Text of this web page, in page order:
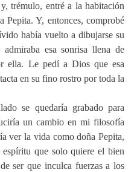
trémulo, entré a la habitación
Pepita. Y, entonces, comprobé
había vuelto a dibujarse su
esa sonrisa llena de
ella. Le pedí a Dios que esa
en su fino rostro por toda la
se quedaría grabado para
un cambio en mi filosofía
ver la vida como doña Pepita,
espíritu que solo quiere el bien
ser que inculca fuerzas a los